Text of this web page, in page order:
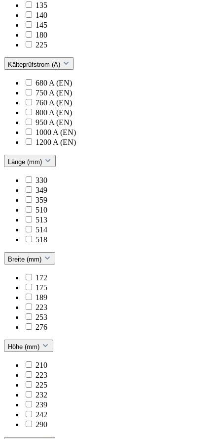
135
140
145
180
225
Kälteprüfstrom (A)
680 A (EN)
750 A (EN)
760 A (EN)
800 A (EN)
950 A (EN)
1000 A (EN)
1200 A (EN)
Länge (mm)
330
349
359
510
513
514
518
Breite (mm)
172
175
189
223
253
276
Höhe (mm)
210
223
225
232
239
242
290